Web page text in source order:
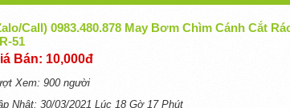
call) 0983.480.878 May Bơm Chìm Cánh Cắt
51
Bán: 10,000đ
Xem: 900 người
Nhật: 30/03/2021 Lúc 18 Gờ 17 Phút